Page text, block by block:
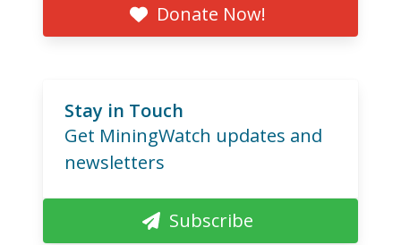
Donate Now!
Stay in Touch
Get MiningWatch updates and
newsletters
Subscribe